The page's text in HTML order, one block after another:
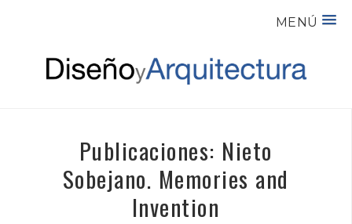
MENÚ
Publicaciones: Nieto
Sobejano. Memories and
Invention